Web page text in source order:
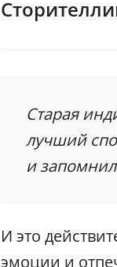
Старая
лучший
и
И это
эмоции и